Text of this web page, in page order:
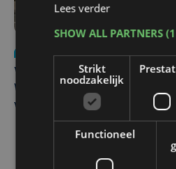
Nieuws
wo 5 augustus |
Vier Oostendse gynaecologen
West, dat ook een nieuwe
verwelkomt
Lees verder
SHOW ALL PARTNERS
Strikt
noodzakelijk
Functioneel